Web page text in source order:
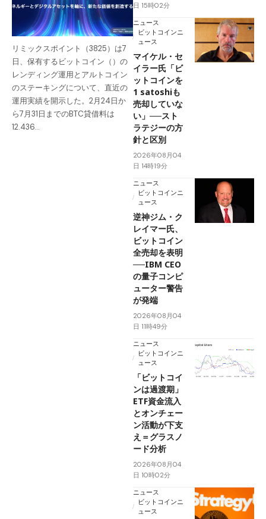
リミックスポイント（3825）は7
日、保有するビットコイン（）の
レンディング運用とアルトコイン
のステーキングについて、直近の
運用実績を開示した。2月24日か
ら7月31日までのBTC貸借料は
12.436…
日 15時02分
ニュース
ビットコインニ
ュース
マイケル・セ
イラー氏「ビ
ットコインを
1 satoshiも
売却していな
い」──スト
ラテジーの方
針と区別
2026年08月04
日 14時19分
ニュース
ビットコインニ
ュース
逆神ジム・ク
レイマー氏、
ビットコイン
全売却を表明
──IBM CEO
の量子コンピ
ューター警告
が発端
2026年08月04
日 11時49分
ニュース
ビットコインニ
ュース
「ビットコイ
ンは過渡期」
ETF資金流入
とオンチェー
ン活動が下支
え＝グラスノ
ード分析
2026年08月04
日 10時02分
ニュース
ビットコインニ
ュース